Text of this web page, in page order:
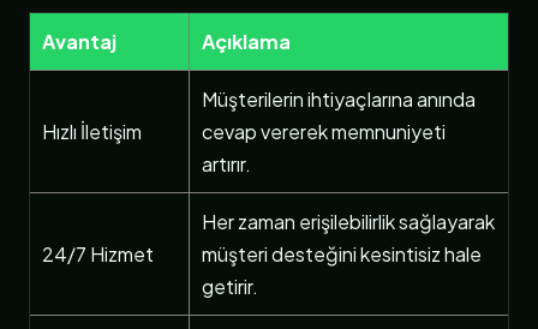
Avantaj Açıklama
Hızlı İletişim
Müşterilerin ihtiyaçlarına anında
cevap vererek memnuniyeti
artırır.
24/7 Hizmet
Her zaman erişilebilirlik sağlayarak
müşteri desteğini kesintisiz hale
getirir.